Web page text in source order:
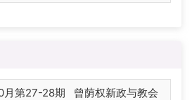
月第27-28期 曾荫权新政与教会